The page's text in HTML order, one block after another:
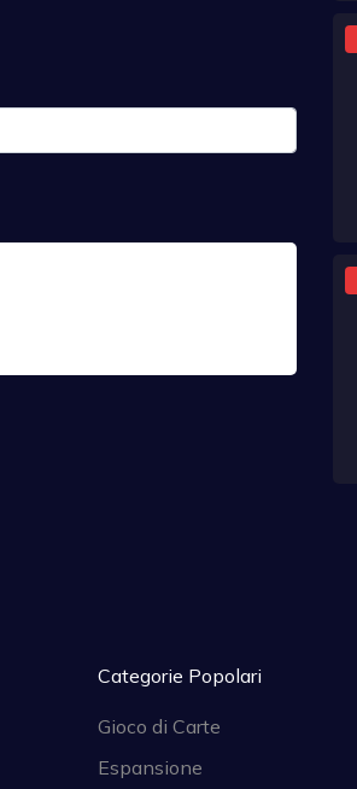
Categorie Popolari
Gioco di Carte
Espansione